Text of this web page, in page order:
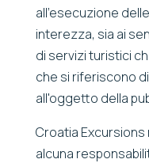
all'esecuzione
interezza, sia ai
di servizi turistici
che si riferiscono
all'oggetto della
Croatia Excursions
alcuna